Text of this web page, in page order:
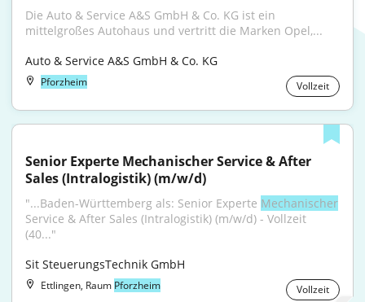
Die Auto & Service A&S GmbH & Co. KG ist ein
mittelgroßes Autohaus und vertritt die Marken Opel,...
Auto & Service A&S GmbH & Co. KG
Pforzheim Vollzeit
Senior Experte Mechanischer Service & After
Sales (Intralogistik) (m/w/d)
"...Baden-Württemberg als: Senior Experte Mechanischer
Service & After Sales (Intralogistik) (m/w/d) - Vollzeit
(40..."
Sit SteuerungsTechnik GmbH
Ettlingen, Raum Pforzheim Vollzeit